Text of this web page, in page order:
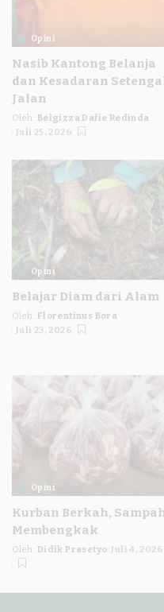
Opini
Nasib Kantong Belanja
dan Kesadaran
Jalan
Posted
by
Oleh: Belgizza Dafie Redinda
Juli 25, 2026
Opini
Belajar Diam dari Alam
Posted
by
Oleh: Florentinus Bora
Juli 23, 2026
Opini
Kurban Berkah, Sampah
Membengkak
Posted
by
Oleh: Didik Prasetyo Juli 4, 2026